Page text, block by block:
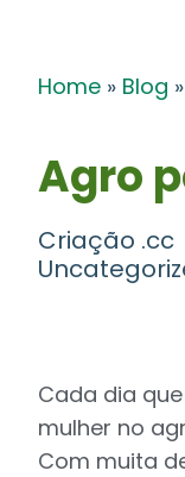
Home » Blog
Agro
Criação .cc
Cada dia
mulher no
Com muita